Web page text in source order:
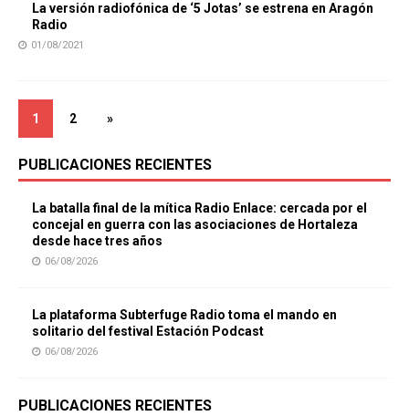
La versión radiofónica de ‘5 Jotas’ se estrena en Aragón
Radio
01/08/2021
1 2 »
PUBLICACIONES RECIENTES
La batalla final de la mítica Radio Enlace: cercada por el
concejal en guerra con las asociaciones de Hortaleza
desde hace tres años
06/08/2026
La plataforma Subterfuge Radio toma el mando en
solitario del festival Estación Podcast
06/08/2026
PUBLICACIONES RECIENTES